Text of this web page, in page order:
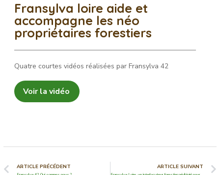
Fransylva loire aide et
accompagne les néo
propriétaires forestiers
Quatre courtes vidéos réalisées par Fransylva 42
Voir la vidéo
ARTICLE PRÉCÉDENT ARTICLE SUIVANT